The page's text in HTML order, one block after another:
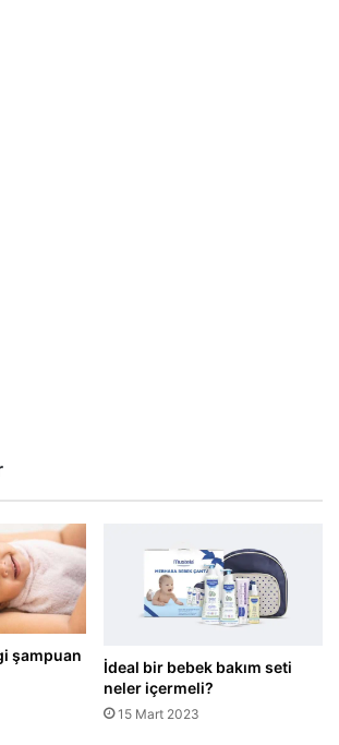
şampuan
İdeal bir bebek bakım seti
neler içermeli?
15 Mart 2023